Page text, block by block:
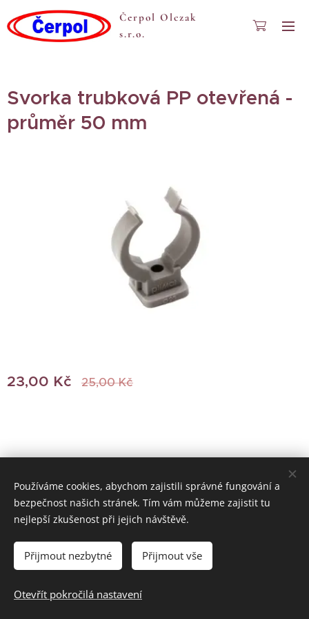
Čerpol Olczak
s.r.o.
Svorka trubková PP otevřená -
průměr 50 mm
23,00 Kč 25,00Kč
Do košíku
© 2022 Všechna práva vyhrazena
Používáme cookies, abychom zajistili správné fungování a
bezpečnost našich stránek. Tím vám můžeme zajistit tu
nejlepší zkušenost při jejich návštěvě.
Přijmout nezbytné Přijmout vše
Otevřít pokročilá nastavení